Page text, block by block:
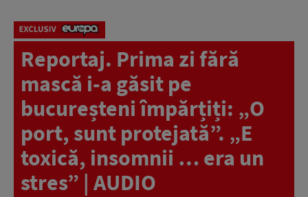
Reportaj. Prima zi fără
mască i-a găsit pe
bucureșteni împărțiți: „O
port, sunt protejată”. „E
toxică, insomnii … era un
stres” | AUDIO